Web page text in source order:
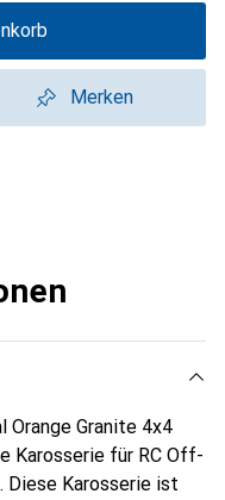
Merken
Orange Granite 4x4
Karosserie für RC Off-
Diese Karosserie ist